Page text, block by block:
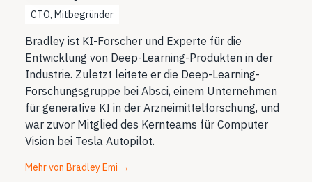
CTO, Mitbegründer
Bradley ist KI-Forscher und Experte für die
Entwicklung von Deep-Learning-Produkten in der
Industrie. Zuletzt leitete er die Deep-Learning-
Forschungsgruppe bei Absci, einem Unternehmen
für generative KI in der Arzneimittelforschung, und
war zuvor Mitglied des Kernteams für Computer
Vision bei Tesla Autopilot.
Mehr von Bradley Emi →